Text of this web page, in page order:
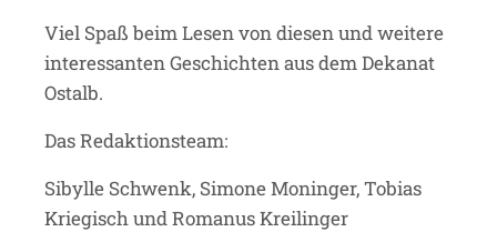
Viel Spaß beim Lesen von diesen und weitere
interessanten Geschichten aus dem Dekanat
Ostalb.
Das Redaktionsteam:
Sibylle Schwenk, Simone Moninger, Tobias
Kriegisch und Romanus Kreilinger